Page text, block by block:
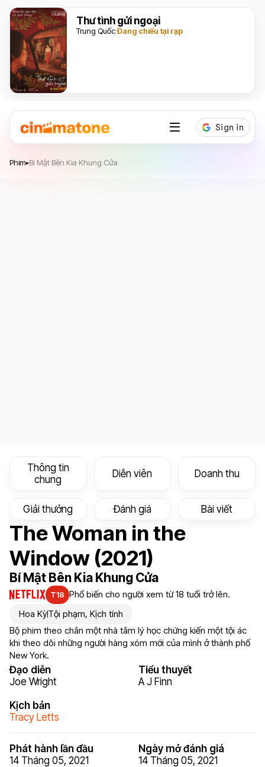
Thư tình gửi ngoại
Trung QuốcĐang chiếu tại rạp
Phim▸Bí Mật Bên Kia Khung Cửa
Thông tin
chung
Diễn viên Doanh thu
Giải thưởng Đánh giá Bài viết
The Woman in the
Window (2021)
Bí Mật Bên Kia Khung Cửa
T18 Phổ biến cho người xem từ 18 tuổi trở lên.
Hoa KỳTội phạm, Kịch tính
Bộ phim theo chân một nhà tâm lý học chứng kiến ​​một tội ác
khi theo dõi những người hàng xóm mới của mình ở thành phố
New York.
Đạo diễn
Joe Wright
Tiểu thuyết
A J Finn
Kịch bản
Tracy Letts
Phát hành lần đầu
14 Tháng 05, 2021
Ngày mở đánh giá
14 Tháng 05, 2021